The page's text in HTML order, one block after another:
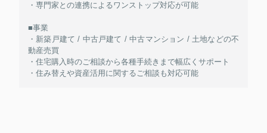
・専門家との連携によるワンストップ対応が可能
■事業
・新築戸建て / 中古戸建て / 中古マンション / 土地などの不
動産売買
・住宅購入時のご相談から各種手続きまで幅広くサポート
・住み替えや資産活用に関するご相談も対応可能